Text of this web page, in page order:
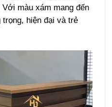
màu xám mang đến
hiện đại và trẻ